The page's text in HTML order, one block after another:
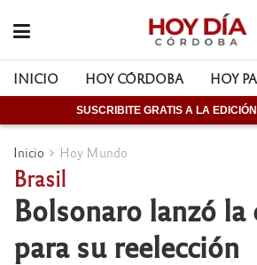
INICIO HOY CÓRDOBA HOY
SUSCRIBITE GRATIS A LA
Inicio Hoy Mundo
Brasil
Bolsonaro lanzó la
para su reelección